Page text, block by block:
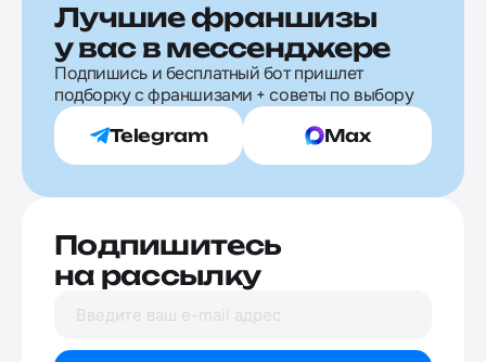
Лучшие франшизы
у вас в мессенджере
Подпишись и бесплатный бот пришлет
подборку с франшизами + советы по выбору
Telegram Max
Подпишитесь
на рассылку